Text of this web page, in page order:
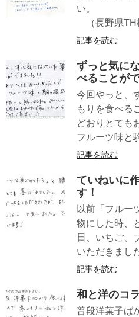
（長野県
記事を読む
ずっと気に
べることが
今回やっと、
もりを食べる
どおりとても
フルーツ味と
記事を読む
ていねいに
す！
以前「フルー
物にした時、
日、いちご、
いただきまし
記事を読む
和と洋のコ
普段洋菓子ば